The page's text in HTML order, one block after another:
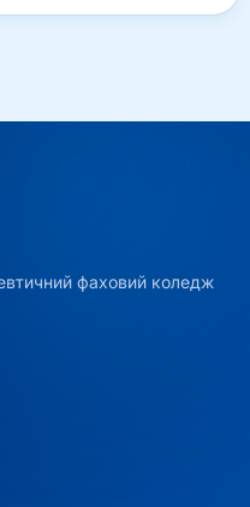
фаховий коледж